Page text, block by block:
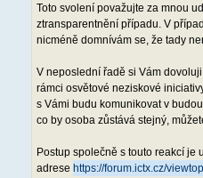
Toto svolení považujte za mnou
ztransparentnění případu. V
nicméně domnívám se, že tady
V neposlední řadě si Vám
rámci osvětové neziskové
s Vámi budu komunikovat v
co by osoba zůstává stejný,
Postup společně s touto reakcí je
adrese https://forum.ictx.cz/